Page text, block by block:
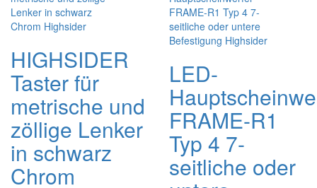
HIGHSIDER
Taster für
metrische und
zöllige Lenker
in schwarz
Chrom
LED-
FRAME-R1
Typ 4 7-
seitliche oder